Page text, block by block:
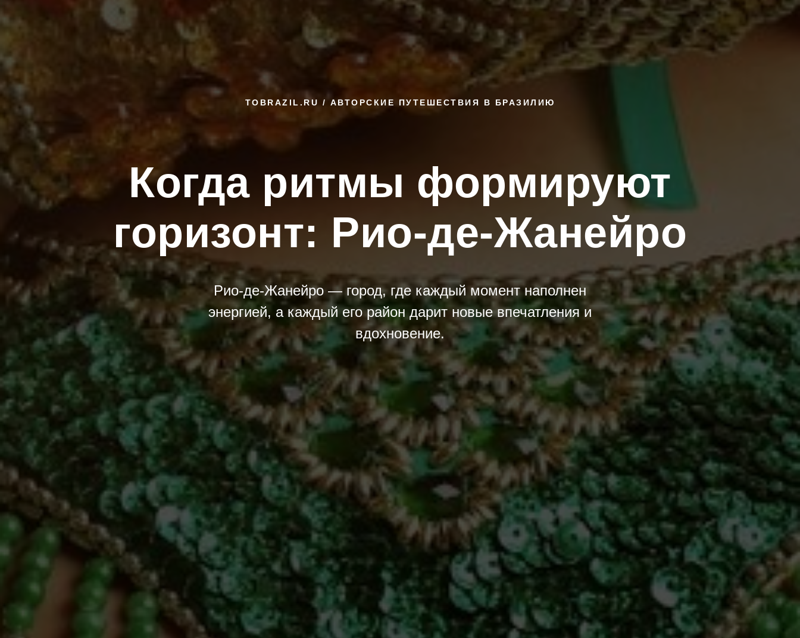
TOBRAZIL.RU / АВТОРСКИЕ ПУТЕШЕСТВИЯ В БРАЗИЛИЮ
Когда ритмы формируют
горизонт: Рио-де-Жанейро
Рио-де-Жанейро — город, где каждый момент наполнен
энергией, а каждый его район дарит новые впечатления и
вдохновение.